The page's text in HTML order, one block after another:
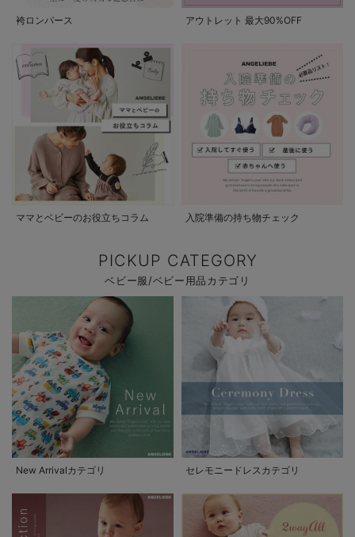
袴ロンパース アウトレット 最大90%OFF
ママとベビーのお役立ちコラム 入院準備の持ち物チェック
PICKUP CATEGORY
ベビー服/ベビー用品カテゴリ
New Arrivalカテゴリ セレモニードレスカテゴリ